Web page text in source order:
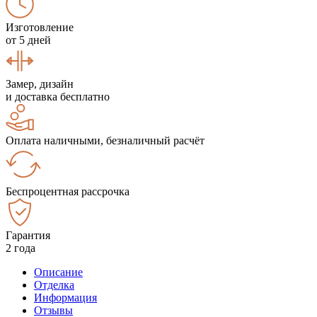
Изготовление
от 5 дней
Замер, дизайн
и доставка бесплатно
Оплата наличными, безналичный расчёт
Беспроцентная рассрочка
Гарантия
2 года
Описание
Отделка
Информация
Отзывы